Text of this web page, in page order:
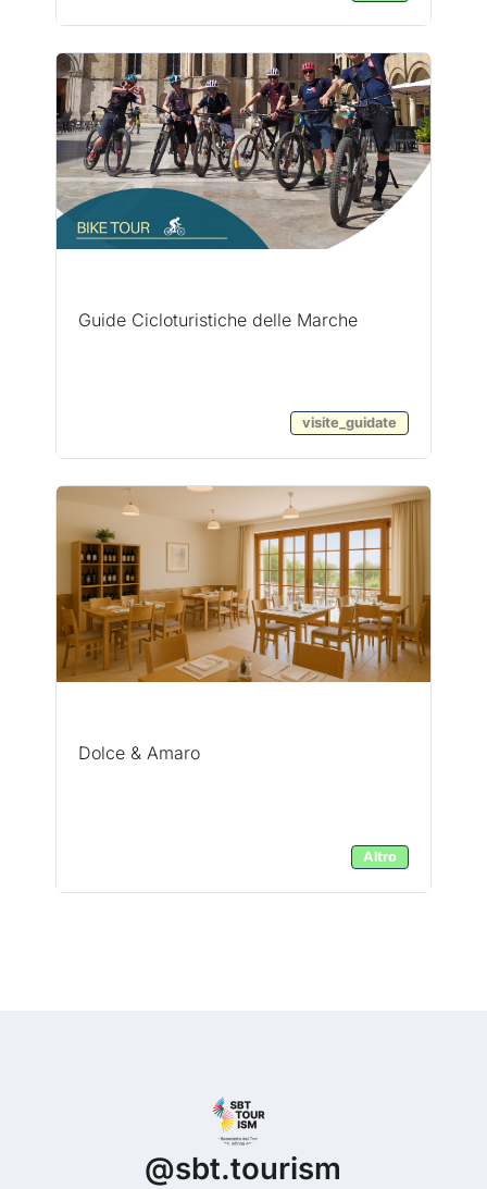
Guide Cicloturistiche delle Marche
visite_guidate
Dolce & Amaro
Altro
@sbt.tourism